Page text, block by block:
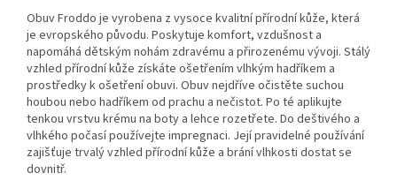
Obuv Froddo je vyrobena z vysoce kvalitní přírodní kůže, která
je evropského původu. Poskytuje komfort, vzdušnost a
napomáhá dětským nohám zdravému a přirozenému vývoji. Stálý
vzhled přírodní kůže získáte ošetřením vlhkým hadříkem a
prostředky k ošetření obuvi. Obuv nejdříve očistěte suchou
houbou nebo hadříkem od prachu a nečistot. Po té aplikujte
tenkou vrstvu krému na boty a lehce rozetřete. Do deštivého a
vlhkého počasí používejte impregnaci. Její pravidelné používání
zajišťuje trvalý vzhled přírodní kůže a brání vlhkosti dostat se
dovnitř.